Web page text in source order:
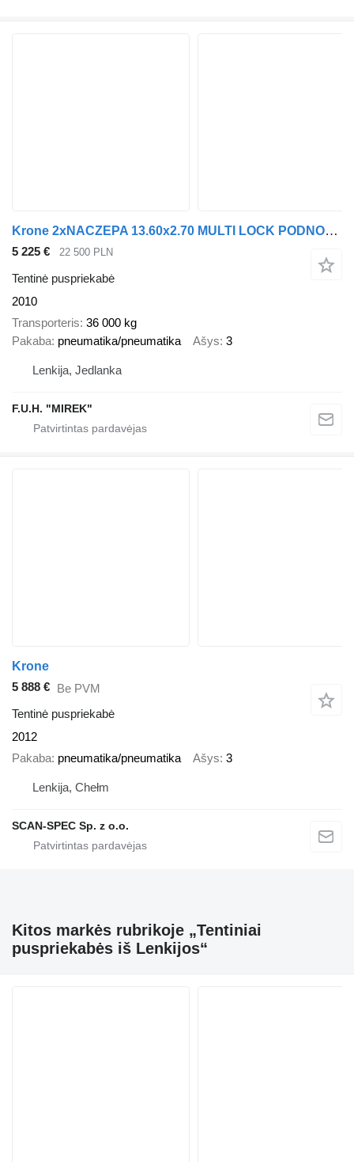
Krone 2xNACZEPA 13.60x2.70 MULTI LOCK PODNOSZONA OŚ FIR
5 225 € 22 500 PLN
Tentinė puspriekabė
2010
Transporteris 36 000 kg
Pakaba pneumatika/pneumatika Ašys 3
Lenkija, Jedlanka
F.U.H. "MIREK"
Krone
5 888 € Be PVM
Tentinė puspriekabė
2012
Pakaba pneumatika/pneumatika Ašys 3
Lenkija, Chełm
SCAN-SPEC Sp. z o.o.
Kitos markės rubrikoje „Tentiniai
puspriekabės iš Lenkijos“